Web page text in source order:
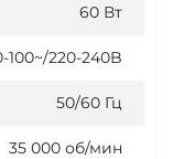
60 Вт
100~/220-240B
50/60 Гц
35 000 об/мин